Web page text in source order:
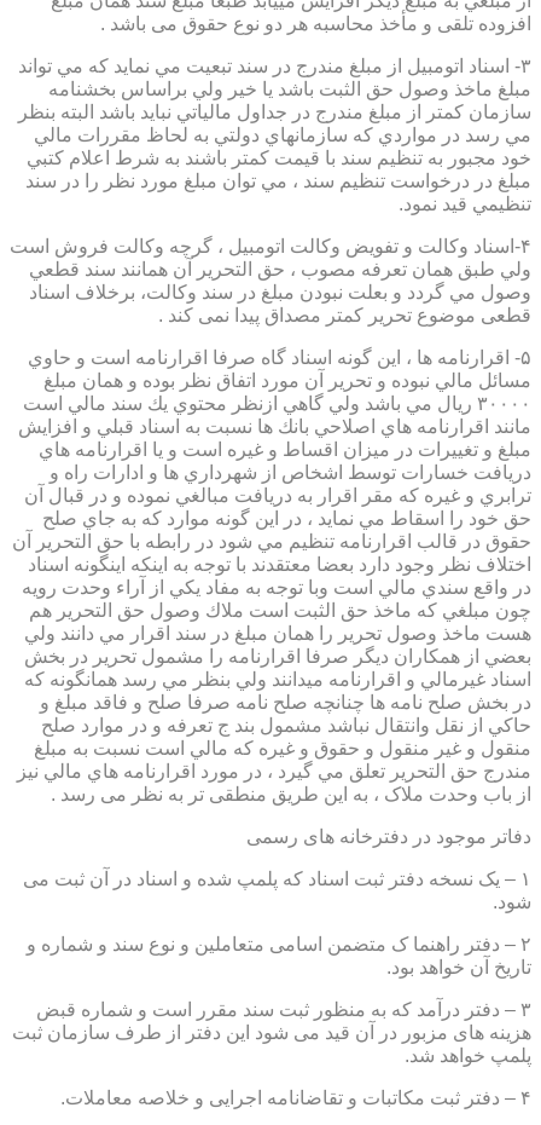
افزوده تلقی و مأخذ محاسبه هر دو نوع حقوق می باشد .
۳- اسناد اتومبيل از مبلغ مندرج در سند تبعيت مي نمايد كه مي تواند
مبلغ ماخذ وصول حق الثبت باشد يا خير ولي براساس بخشنامه
سازمان كمتر از مبلغ مندرج در جداول مالياتي نبايد باشد البته بنظر
مي رسد در مواردي كه سازمانهاي دولتي به لحاظ مقررات مالي
خود مجبور به تنظيم سند با قيمت كمتر باشند به شرط اعلام كتبي
مبلغ در درخواست تنظيم سند ، مي توان مبلغ مورد نظر را در سند
تنظيمي قيد نمود.
۴-اسناد وكالت و تفويض وكالت اتومبيل ، گرچه وكالت فروش است
ولي طبق همان تعرفه مصوب ، حق التحرير آن همانند سند قطعي
وصول مي گردد و بعلت نبودن مبلغ در سند وكالت، برخلاف اسناد
قطعی موضوع تحریر کمتر مصداق پیدا نمی کند .
۵- اقرارنامه ها ، اين گونه اسناد گاه صرفا اقرارنامه است و حاوي
مسائل مالي نبوده و تحرير آن مورد اتفاق نظر بوده و همان مبلغ
۳۰۰۰۰ ريال مي باشد ولي گاهي ازنظر محتوي يك سند مالي است
مانند اقرارنامه هاي اصلاحي بانك ها نسبت به اسناد قبلي و افزايش
مبلغ و تغييرات در ميزان اقساط و غيره است و يا اقرارنامه هاي
دريافت خسارات توسط اشخاص از شهرداري ها و ادارات راه و
ترابري و غيره كه مقر اقرار به دريافت مبالغي نموده و در قبال آن
حق خود را اسقاط مي نمايد ، در اين گونه موارد كه به جاي صلح
حقوق در قالب اقرارنامه تنظيم مي شود در رابطه با حق التحرير آن
اختلاف نظر وجود دارد بعضا معتقدند با توجه به اينكه اينگونه اسناد
در واقع سندي مالي است وبا توجه به مفاد يكي از آراء وحدت رويه
چون مبلغي كه ماخذ حق الثبت است ملاك وصول حق التحرير هم
هست ماخذ وصول تحرير را همان مبلغ در سند اقرار مي دانند ولي
بعضي از همكاران ديگر صرفا اقرارنامه را مشمول تحرير در بخش
اسناد غيرمالي و اقرارنامه ميدانند ولي بنظر مي رسد همانگونه كه
در بخش صلح نامه ها چنانچه صلح نامه صرفا صلح و فاقد مبلغ و
حاكي از نقل وانتقال نباشد مشمول بند ج تعرفه و در موارد صلح
منقول و غير منقول و حقوق و غيره كه مالي است نسبت به مبلغ
مندرج حق التحرير تعلق مي گيرد ، در مورد اقرارنامه هاي مالي نيز
از باب وحدت ملاک ، به این طریق منطقی تر به نظر می رسد .
دفاتر موجود در دفترخانه های رسمی
۱ – یک نسخه دفتر ثبت اسناد که پلمپ شده و اسناد در آن ثبت می
شود.
۲ – دفتر راهنما ک متضمن اسامی متعاملین و نوع سند و شماره و
تاریخ آن خواهد بود.
۳ – دفتر درآمد که به منظور ثبت سند مقرر است و شماره قبض
هزینه های مزبور در آن قید می شود این دفتر از طرف سازمان ثبت
پلمپ خواهد شد.
۴ – دفتر ثبت مکاتبات و تقاضانامه اجرایی و خلاصه معاملات.